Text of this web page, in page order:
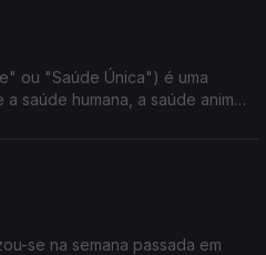
ou "Saúde Única") é uma
saúde humana, a saúde animal
se na semana passada em